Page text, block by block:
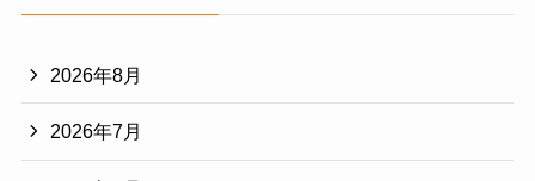
2026年8月
2026年7月